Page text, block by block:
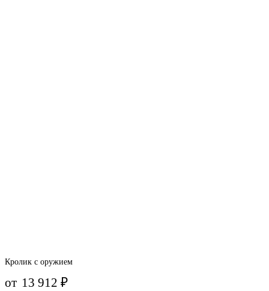
Кролик с оружием
от 13 912₽